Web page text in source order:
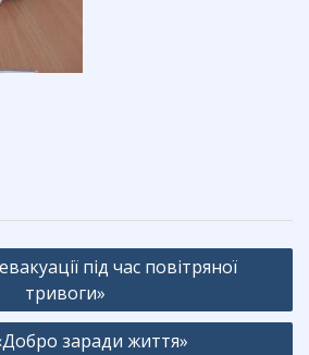
під час повітряної
тривоги»
заради життя»